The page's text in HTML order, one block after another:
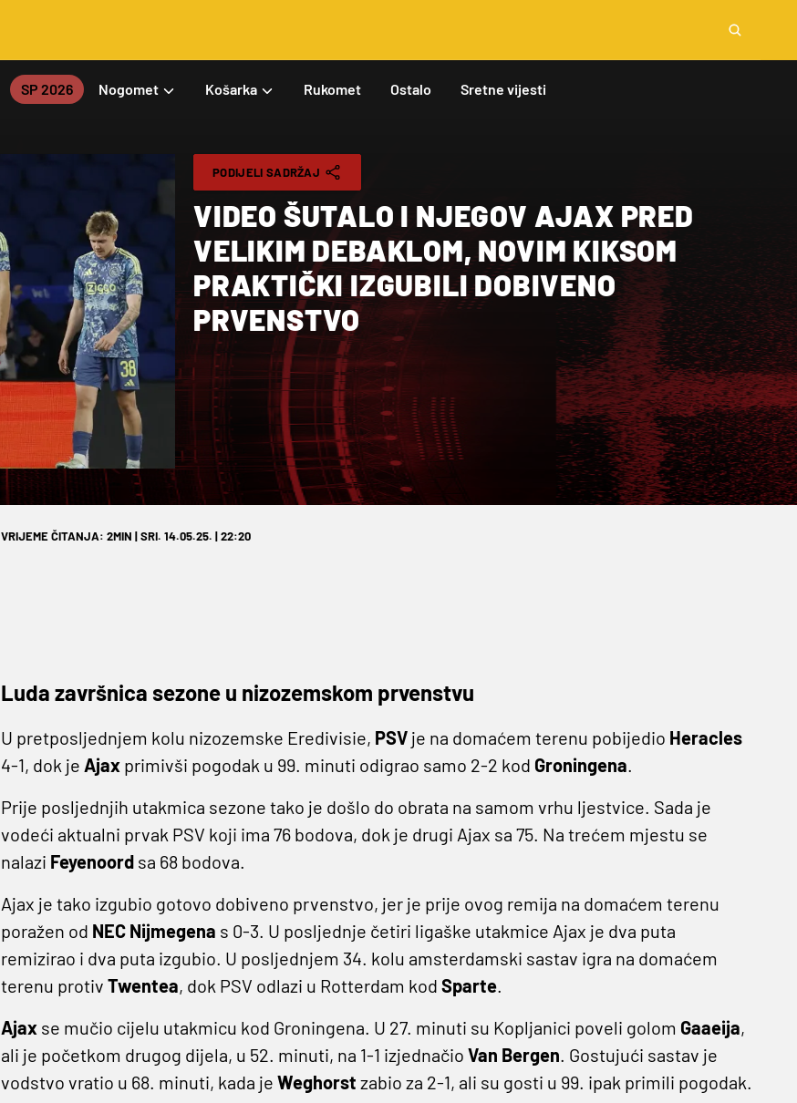
SP 2026 Nogomet Košarka Rukomet Ostalo Sretne vijesti
PODIJELI SADRŽAJ
VIDEO ŠUTALO I NJEGOV AJAX PRED
VELIKIM DEBAKLOM, NOVIM KIKSOM
PRAKTIČKI IZGUBILI DOBIVENO
PRVENSTVO
VRIJEME ČITANJA: 2MIN | SRI. 14.05.25. | 22:20
Luda završnica sezone u nizozemskom prvenstvu
U pretposljednjem kolu nizozemske Eredivisie, PSV je na domaćem terenu pobijedio Heracles
4-1, dok je Ajax primivši pogodak u 99. minuti odigrao samo 2-2 kod Groningena.
Prije posljednjih utakmica sezone tako je došlo do obrata na samom vrhu ljestvice. Sada je
vodeći aktualni prvak PSV koji ima 76 bodova, dok je drugi Ajax sa 75. Na trećem mjestu se
nalazi Feyenoord sa 68 bodova.
Ajax je tako izgubio gotovo dobiveno prvenstvo, jer je prije ovog remija na domaćem terenu
poražen od NEC Nijmegena s 0-3. U posljednje četiri ligaške utakmice Ajax je dva puta
remizirao i dva puta izgubio. U posljednjem 34. kolu amsterdamski sastav igra na domaćem
terenu protiv Twentea, dok PSV odlazi u Rotterdam kod Sparte.
Ajax se mučio cijelu utakmicu kod Groningena. U 27. minuti su Kopljanici poveli golom Gaaeija,
ali je početkom drugog dijela, u 52. minuti, na 1-1 izjednačio Van Bergen. Gostujući sastav je
vodstvo vratio u 68. minuti, kada je Weghorst zabio za 2-1, ali su gosti u 99. ipak primili pogodak.